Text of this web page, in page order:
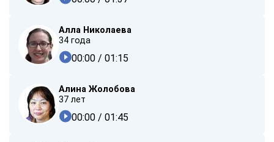
Алла Николаева
34 года
00:00 / 01:15
Алина Жолобова
37 лет
00:00 / 01:45